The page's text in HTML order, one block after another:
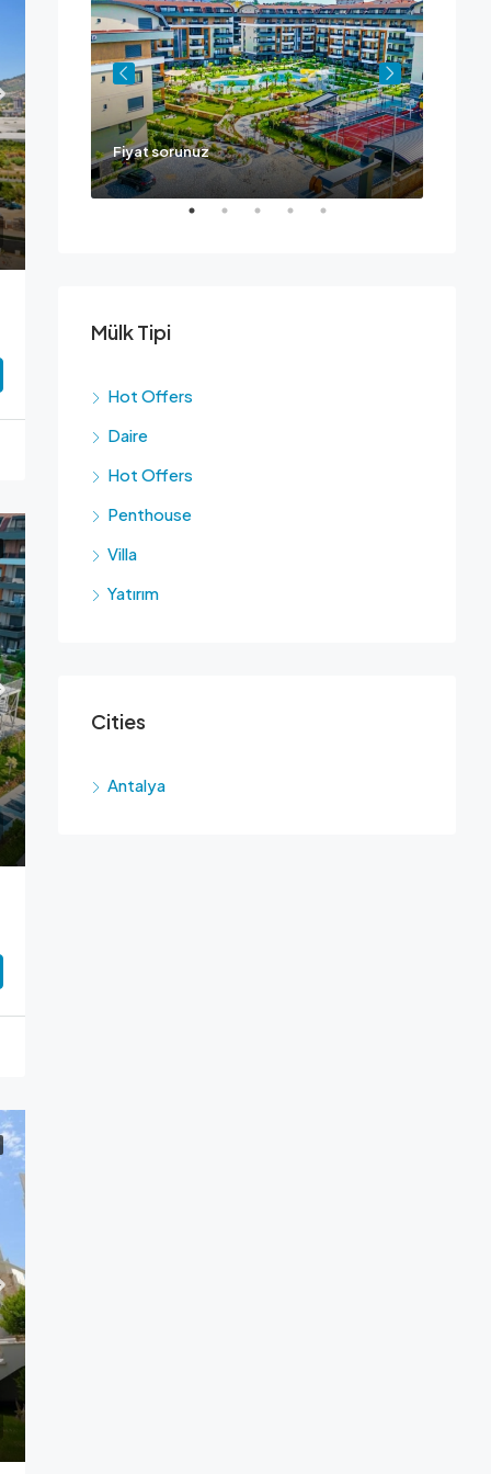
Fiyat sorunuz
Mülk Tipi
Hot Offers
Daire
Hot Offers
Penthouse
Villa
Yatırım
Cities
Antalya